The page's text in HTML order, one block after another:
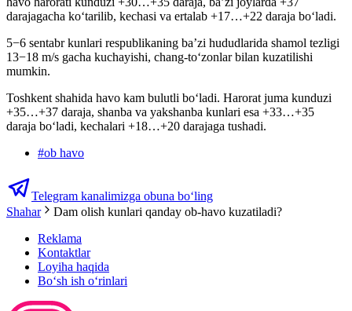
darajagacha koʻtarilib, kechasi va ertalab +17…+22 daraja bo‘ladi.
5−6 sentabr kunlari respublikaning ba’zi hududlarida shamol tezligi
13−18 m/s gacha kuchayishi, chang-to‘zonlar bilan kuzatilishi
mumkin.
Toshkent shahida havo kam bulutli bo‘ladi. Harorat juma kunduzi
+35…+37 daraja, shanba va yakshanba kunlari esa +33…+35
daraja bo‘ladi, kechalari +18…+20 darajaga tushadi.
#ob havo
Telegram kanalimizga obuna bo‘ling
Shahar
Dam olish kunlari qanday ob-havo kuzatiladi?
Reklama
Kontaktlar
Loyiha haqida
Bo‘sh ish o‘rinlari